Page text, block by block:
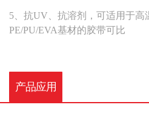
5、抗UV、抗溶剂，可适用于高
PE/PU/EVA基材的胶带可比
产品应用